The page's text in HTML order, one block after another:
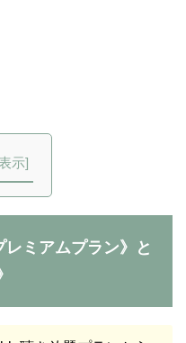
示]
ミアムプラン》と